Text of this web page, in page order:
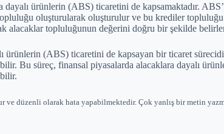
dayalı ürünlerin (ABS) ticaretini de kapsamaktadır.
oluşturularak oluşturulur ve bu krediler
alacaklar topluluğunun değerini doğru bir şekilde
ürünlerin (ABS) ticaretini de kapsayan bir ticaret
Bu süreç, finansal piyasalarda alacaklara dayalı
ve düzenli olarak hata yapabilmektedir. Çok yanlış bir metin